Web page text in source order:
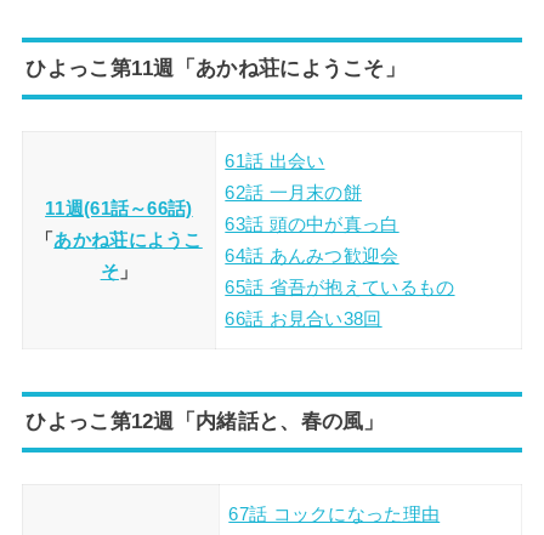
ひよっこ第11週「あかね荘にようこそ」
11週(61話～66話)
「 あかね荘にようこ
そ」
61話 出会い
62話 一月末の餅
63話 頭の中が真っ白
64話 あんみつ歓迎会
65話 省吾が抱えているもの
66話 お見合い38回
ひよっこ第12週「内緒話と、春の風」
67話 コックになった理由